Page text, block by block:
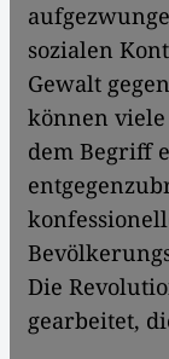
sozialen
Gewalt
können
dem Begriff
Die
gearbeitet,